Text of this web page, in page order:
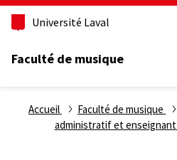
Aller
principal
Université Laval
Faculté de musique
Fil
d'Ariane
Accueil Faculté de musique
administratif et enseignant